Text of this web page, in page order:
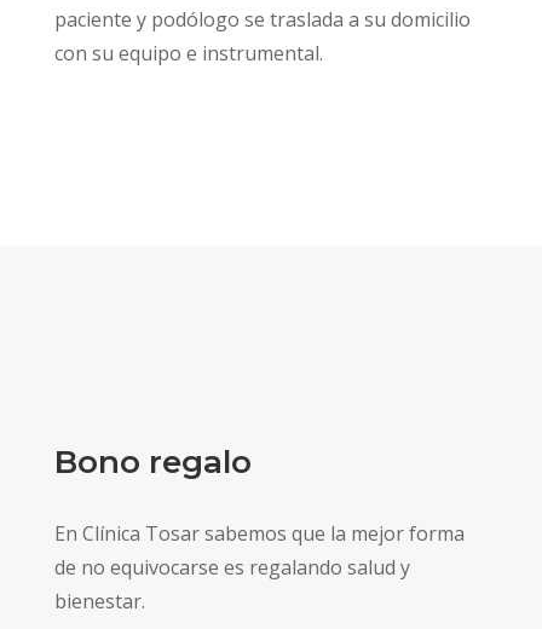
paciente y podólogo se traslada a su domicilio
con su equipo e instrumental.
Bono regalo
En Clínica Tosar sabemos que la mejor forma
de no equivocarse es regalando salud y
bienestar.